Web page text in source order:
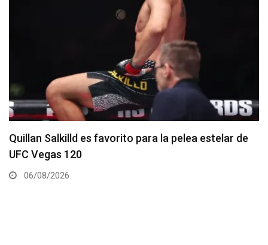
Se anuncia la cartelera completa del UFC 331
06/08/2026